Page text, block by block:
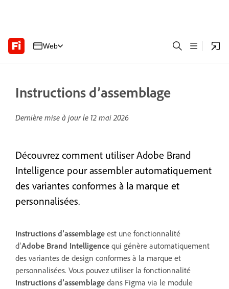
Web
Instructions d’assemblage
Dernière mise à jour le 12 mai 2026
Découvrez comment utiliser Adobe Brand
Intelligence pour assembler automatiquement
des variantes conformes à la marque et
personnalisées.
Instructions d’assemblage est une fonctionnalité
d’Adobe Brand Intelligence qui génère automatiquement
des variantes de design conformes à la marque et
personnalisées. Vous pouvez utiliser la fonctionnalité
Instructions d’assemblage dans Figma via le module